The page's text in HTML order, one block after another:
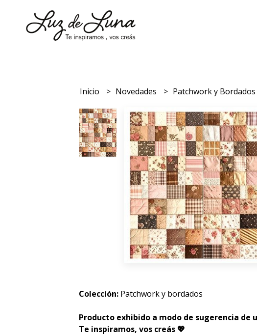
Inicio Novedades Patchwork y Bordados
Colección: Patchwork y bordados
Producto exhibido a modo de sugerencia de
Te inspiramos, vos creás 💖